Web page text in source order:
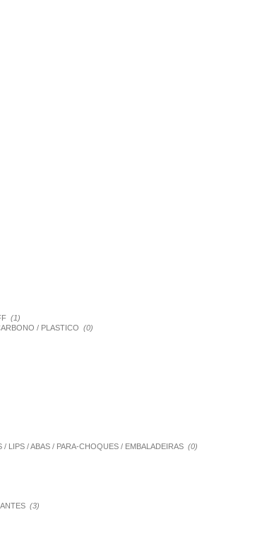
(1)
/ PLASTICO (0)
/ LIPS / ABAS / PARA-CHOQUES / EMBALADEIRAS (0)
(3)